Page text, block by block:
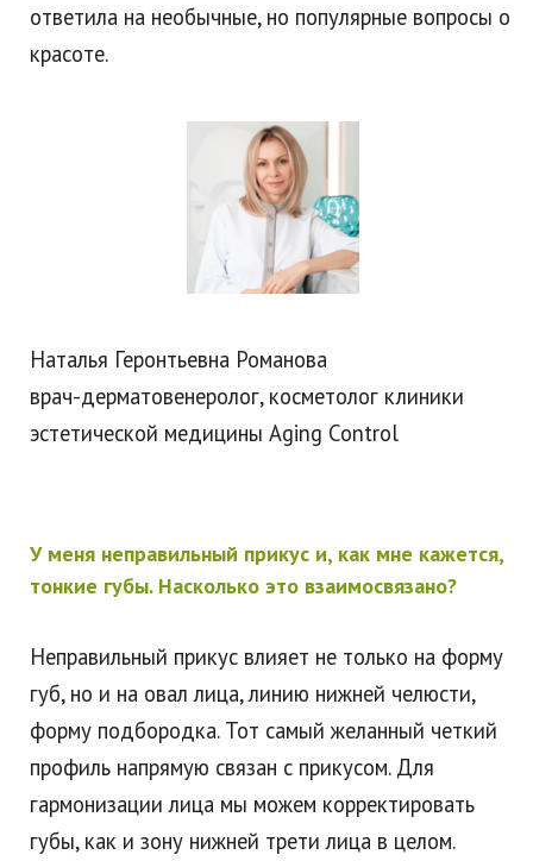
ответила на необычные, но популярные вопросы о
красоте.
Наталья Геронтьевна Романова
врач-дерматовенеролог, косметолог клиники
эстетической медицины Aging Control
У меня неправильный прикус и, как мне кажется,
тонкие губы. Насколько это взаимосвязано?
Неправильный прикус влияет не только на форму
губ, но и на овал лица, линию нижней челюсти,
форму подбородка. Тот самый желанный четкий
профиль напрямую связан с прикусом. Для
гармонизации лица мы можем корректировать
губы, как и зону нижней трети лица в целом.